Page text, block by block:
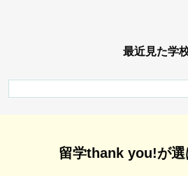
最近見た学
留学thank you!が選